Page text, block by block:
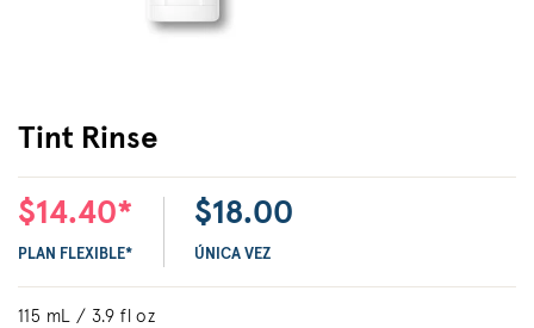
Tint Rinse
$14.40*
PLAN FLEXIBLE*
$18.00
ÚNICA VEZ
115 mL / 3.9 fl oz